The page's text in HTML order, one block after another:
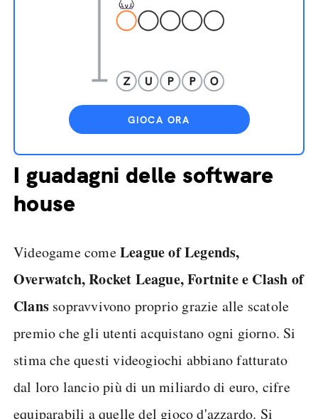
GIOCA ORA
I guadagni delle software
house
Videogame comeLeague of Legends,
Overwatch, Rocket League, Fortnite e Clash of
Clans sopravvivono proprio grazie alle scatole
premio che gli utenti acquistano ogni giorno. Si
stima che questi videogiochi abbiano fatturato
dal loro lancio più di un miliardo di euro, cifre
equiparabili a quelle del gioco d'azzardo. Si